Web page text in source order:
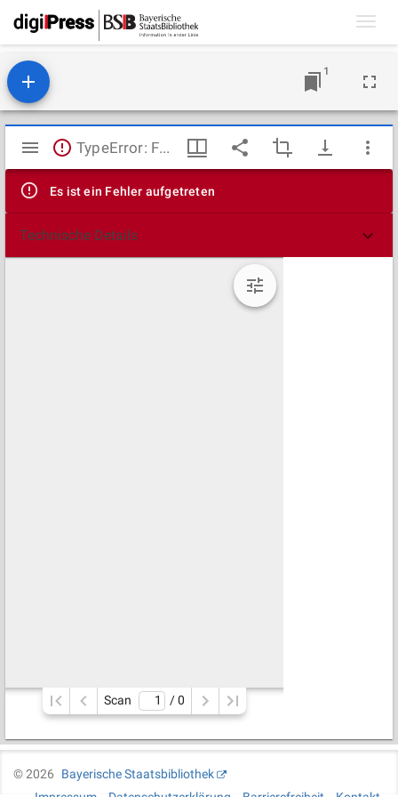
1
Mirador
Viewer
TypeError: Failed to fetch
Es ist ein Fehler aufgetreten
Technische Details
Scan / 0
©2026
Bayerische Staatsbibliothek